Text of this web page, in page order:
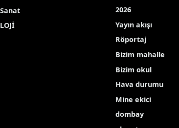
2026
Yayın akışı
Röportaj
Bizim mahalle
Bizim okul
Hava durumu
Mine ekici
dombay